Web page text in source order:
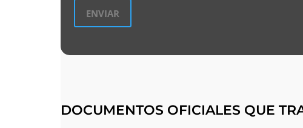
DOCUMENTOS OFICIALES QUE